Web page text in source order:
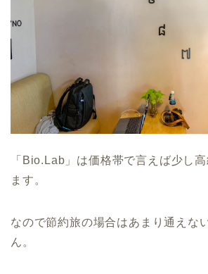
「Bio.Lab」は価格帯で言えば少し
ます。
なので節約旅の場合はあまり通えな
ん。